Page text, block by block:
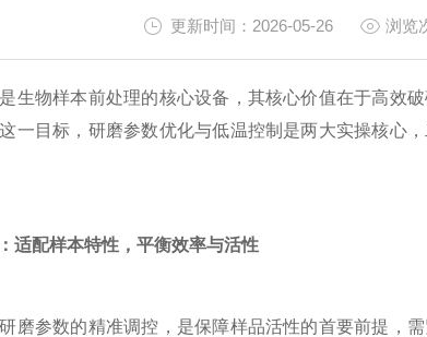
更新时间：2026-05-26 浏览
是生物样本前处理的核心设备，其核心价值在于高效
一目标，研磨参数优化与低温控制是两大实操核心
适配样本特性，平衡效率与活性
参数的精准调控，是保障样品活性的首要前提，需